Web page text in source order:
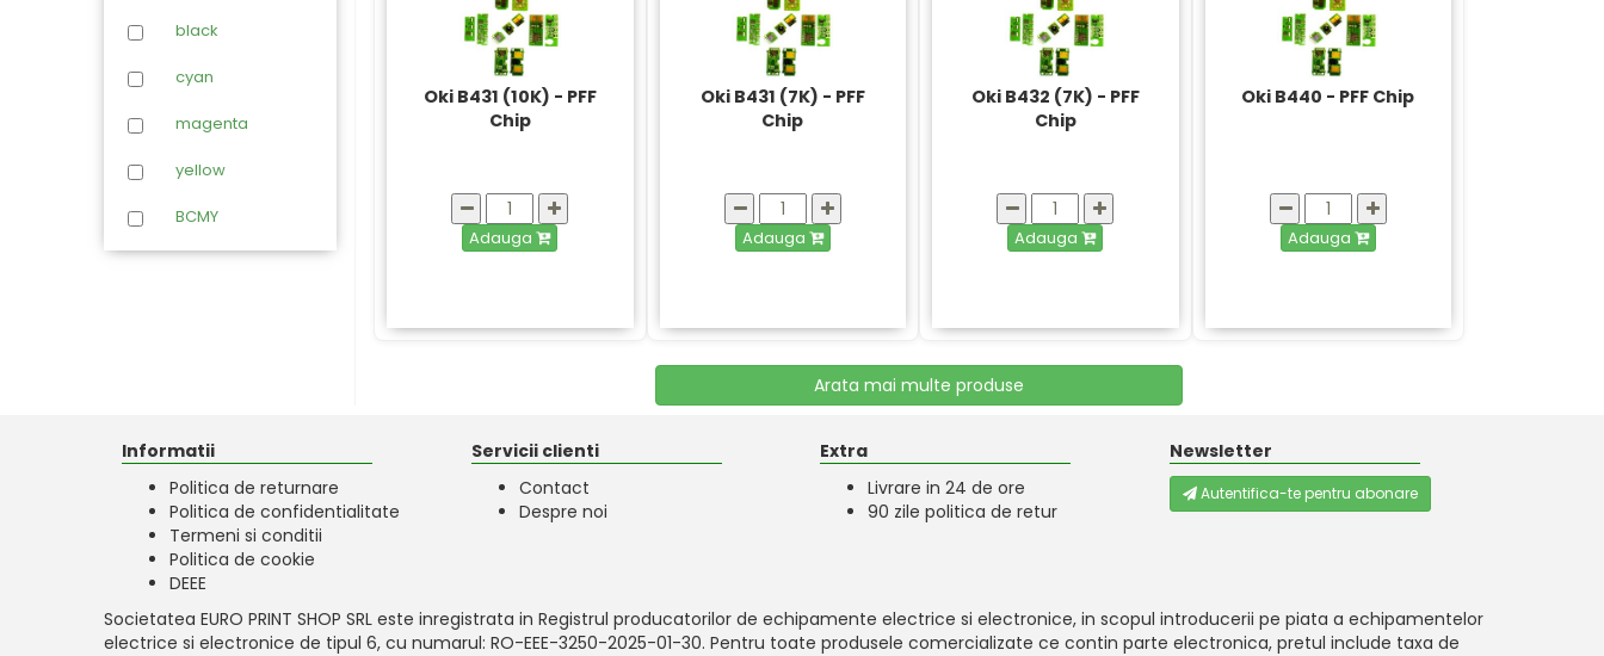
Oki
Olivetti
Panasonic
Philips
Ricoh
Utax
Xerox
black
cyan
magenta
yellow
BCMY
Oki B431 (10K) - PFF
Chip
Adauga
Oki B431 (7K) - PFF
Chip
Adauga
Oki B432 (7K) - PFF
Chip
Adauga
Oki B440 - PFF Chip
Adauga
Arata mai multe produse
Informatii
Politica de returnare
Politica de confidentialitate
Termeni si conditii
Politica de cookie
DEEE
Servicii clienti
Contact
Despre noi
Extra
Livrare in 24 de ore
90 zile politica de retur
Newsletter
Autentifica-te pentru abonare
Societatea EURO PRINT SHOP SRL este inregistrata in Registrul producatorilor de echipamente electrice si electronice, in scopul introducerii pe piata a echipamentelor
electrice si electronice de tipul 6, cu numarul: RO-EEE-3250-2025-01-30. Pentru toate produsele comercializate ce contin parte electronica, pretul include taxa de